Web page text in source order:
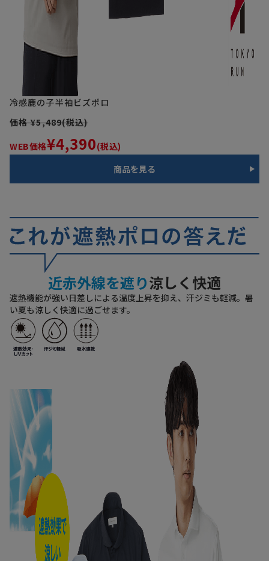
冷感鹿の子半袖ビズポロ
価格 ¥5,489(税込)
WEB価格¥4,390(税込)
商品を見る
近赤外線を遮り涼しく快適
遮熱機能が強い日差しによる温度上昇を抑え、汗ジミも軽減。暑
い夏も涼しく快適に過ごせます。